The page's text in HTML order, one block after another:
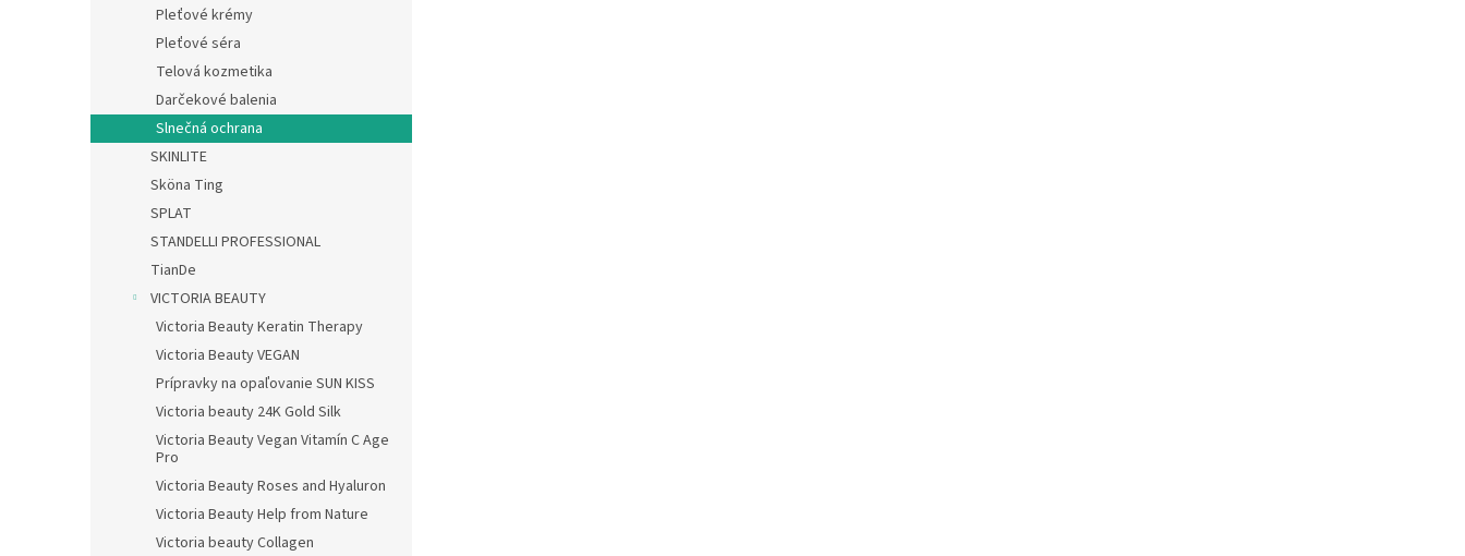
Pleťové krémy
Pleťové séra
Telová kozmetika
Darčekové balenia
Slnečná ochrana
SKINLITE
Sköna Ting
SPLAT
STANDELLI PROFESSIONAL
TianDe
VICTORIA BEAUTY
Victoria Beauty Keratin Therapy
Victoria Beauty VEGAN
Prípravky na opaľovanie SUN KISS
Victoria beauty 24K Gold Silk
Victoria Beauty Vegan Vitamín C Age
Pro
Victoria Beauty Roses and Hyaluron
Victoria Beauty Help from Nature
Victoria beauty Collagen